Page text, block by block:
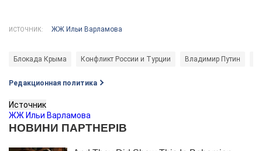
ИСТОЧНИК: ЖЖ Ильи Варламова
Блокада Крыма Конфликт России и Турции Владимир Путин
Редакционная политика
Источник
ЖЖ Ильи Варламова